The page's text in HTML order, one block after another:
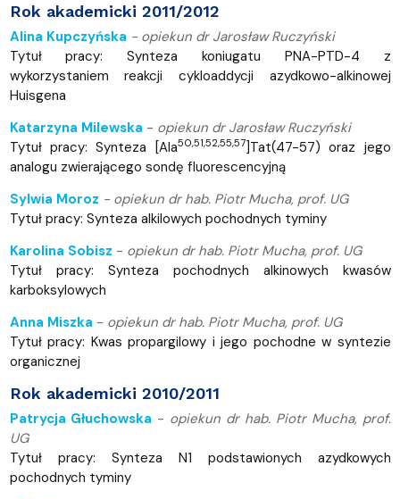
Rok akademicki 2011/2012
Alina Kupczyńska - opiekun dr Jarosław Ruczyński
Tytuł pracy: Synteza koniugatu PNA-PTD-4 z
wykorzystaniem reakcji cykloaddycji azydkowo-alkinowej
Huisgena
Katarzyna Milewska - opiekun dr Jarosław Ruczyński
Tytuł pracy: Synteza [Ala50,51,52,55,57]Tat(47-57) oraz jego
analogu zwierającego sondę fluorescencyjną
Sylwia Moroz - opiekun dr hab. Piotr Mucha, prof. UG
Tytuł pracy: Synteza alkilowych pochodnych tyminy
Karolina Sobisz - opiekun dr hab. Piotr Mucha, prof. UG
Tytuł pracy: Synteza pochodnych alkinowych kwasów
karboksylowych
Anna Miszka - opiekun dr hab. Piotr Mucha, prof. UG
Tytuł pracy: Kwas propargilowy i jego pochodne w syntezie
organicznej
Rok akademicki 2010/2011
Patrycja Głuchowska - opiekun dr hab. Piotr Mucha, prof.
UG
Tytuł pracy: Synteza N1 podstawionych azydkowych
pochodnych tyminy